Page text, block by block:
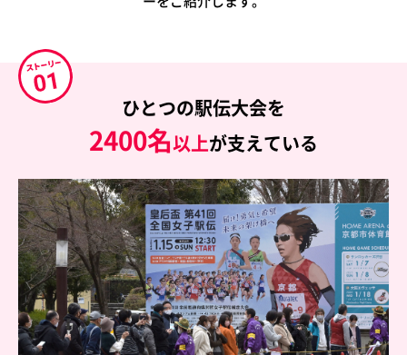
ひとつの駅伝大会を
2400名以上が支えている